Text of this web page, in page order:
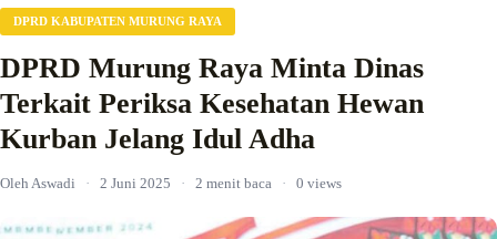
DPRD KABUPATEN MURUNG RAYA
DPRD Murung Raya Minta Dinas
Terkait Periksa Kesehatan Hewan
Kurban Jelang Idul Adha
Oleh Aswadi · 2 Juni 2025 · 2 menit baca · 0 views